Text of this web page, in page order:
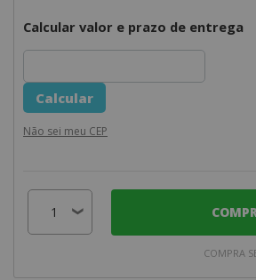
Calcular valor e prazo de entrega
Não sei meu CEP
COMPRA